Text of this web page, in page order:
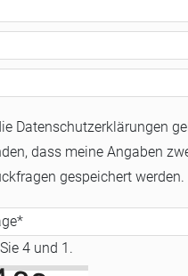
Datenschutzerklärungen
dass meine Angaben
gespeichert werden.
*
4 und 1.